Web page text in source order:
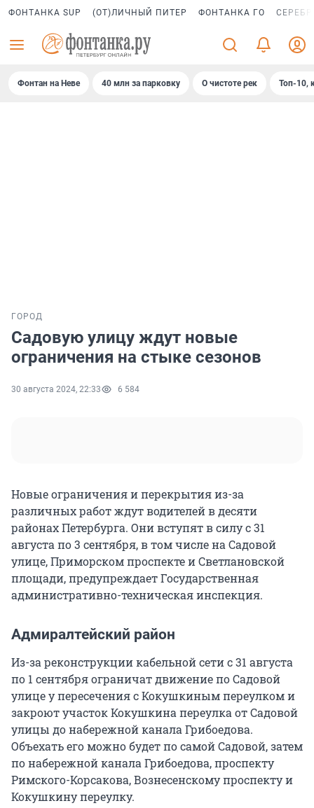
ФОНТАНКА SUP (ОТ)ЛИЧНЫЙ ПИТЕР ФОНТАНКА ГО
Фонтан на Неве 40 млн за парковку О чистоте рек Топ-10,
ГОРОД
Садовую улицу ждут новые
ограничения на стыке сезонов
30 августа 2024, 22:33 6 584
Новые ограничения и перекрытия из-за
различных работ ждут водителей в десяти
районах Петербурга. Они вступят в силу с 31
августа по 3 сентября, в том числе на Садовой
улице, Приморском проспекте и Светлановской
площади, предупреждает Государственная
административно-техническая инспекция.
Адмиралтейский район
Из-за реконструкции кабельной сети с 31 августа
по 1 сентября ограничат движение по Садовой
улице у пересечения с Кокушкиным переулком и
закроют участок Кокушкина переулка от Садовой
улицы до набережной канала Грибоедова.
Объехать его можно будет по самой Садовой, затем
по набережной канала Грибоедова, проспекту
Римского-Корсакова, Вознесенскому проспекту и
Кокушкину переулку.